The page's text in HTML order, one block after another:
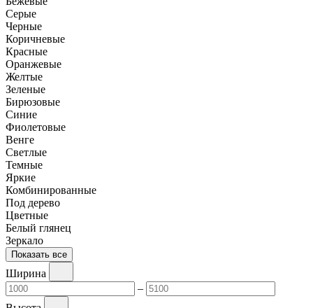
Серые
Черные
Коричневые
Красные
Оранжевые
Желтые
Зеленые
Бирюзовые
Синие
Фиолетовые
Венге
Светлые
Темные
Яркие
Комбинированные
Под дерево
Цветные
Белый глянец
Зеркало
Показать все
Ширина
–